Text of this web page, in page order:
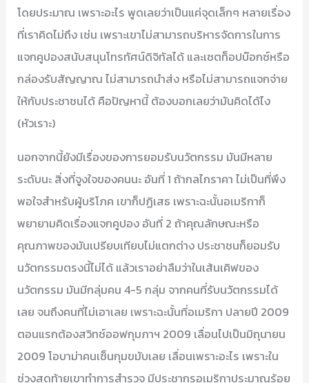
โดยประมาณ เพราะอะไร พูดเลยว่าเป็นแค่จุดเล็กๆ หลายเรื่อง
ที่เราคิดไม่ถึง เช่น เพราะเขาไม่สามารถบริหารจัดการในการ
แจกคูปองสนับสนุนโทรทัศน์ดิจิทัลได้ และเซตท็อปบ๊อกซ์หรือ
กล่องรับสัญญาณ ไม่สามารถนำส่ง หรือไม่สามารถแจกจ่าย
ให้กับประชาชนได้ คือปัญหานี้ ต้องบอกเลยว่ามันคิดได้ไง
(หัวเราะ)
นอกจากนี้ยังมีเรื่องของการยอมรับนวัตกรรม มันมีหลาย
ระดับนะ สิ่งที่จูงใจของคนนะ อันที่ 1 ถ้ากลไกราคา ไม่เป็นที่พึง
พอใจสำหรับผู้บริโภค เขาก็ปฏิเสธ เพราะฉะนั้นอเมริกาก็
พยายามคิดเรื่องแจกคูปอง อันที่ 2 ถ้าคุณลักษณะหรือ
คุณภาพของมันเปรียบเทียบไม่แตกต่าง ประชาชนก็ยอมรับ
นวัตกรรมตรงนี้ไม่ได้ แล้วเราอย่าลืมว่าในเส้นเคิฟของ
นวัตกรรม มันมีกลุ่มคน 4-5 กลุ่ม จากคนที่รับนวัตกรรมได้
เลย จนถึงคนที่ไม่เอาเลย เพราะฉะนั้นที่อเมริกา ปลายปี 2009
ตอนแรกต้องสวิทช์ออฟกุมภาฯ 2009 เลื่อนไปเป็นมิถุนายน
2009 โอบาม่าคนเซ็นกุมขมับเลย เลื่อนเพราะอะไร เพราะใน
ช่วงสุดท้ายเขาทำการสำรวจ มีประชากรอเมริกาประมาณร้อย